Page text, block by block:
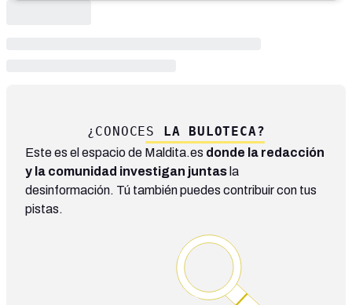
¿CONOCES LA BULOTECA?
Este es el espacio de Maldita.es donde la redacción
y la comunidad investigan juntas la
desinformación. Tú también puedes contribuir con tus
pistas.